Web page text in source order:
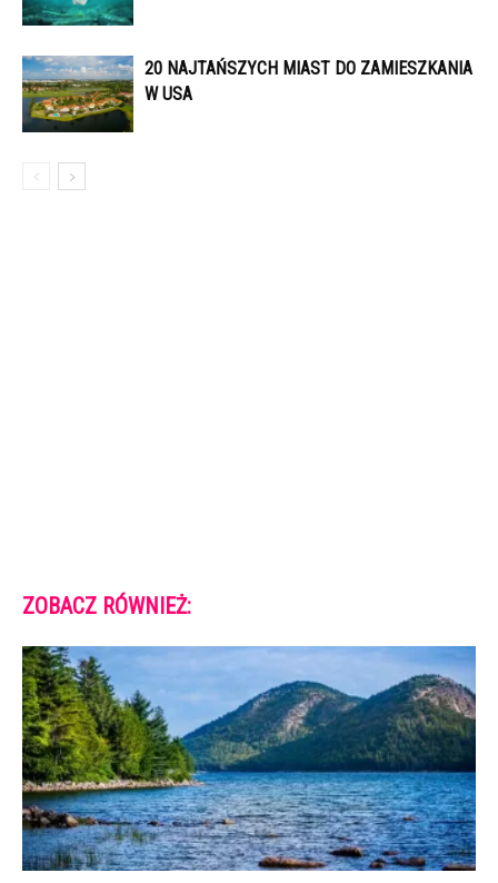
20 NAJTAŃSZYCH MIAST DO ZAMIESZKANIA
W USA
ZOBACZ RÓWNIEŻ: